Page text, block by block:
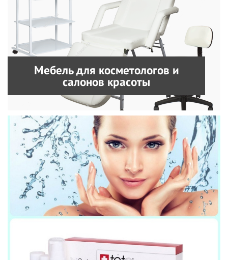
Мебель для косметологов и
салонов красоты